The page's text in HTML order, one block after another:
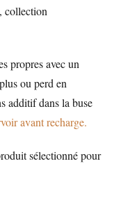
collection
propres avec un
ou perd en
additif dans la buse
avant recharge.
sélectionné pour